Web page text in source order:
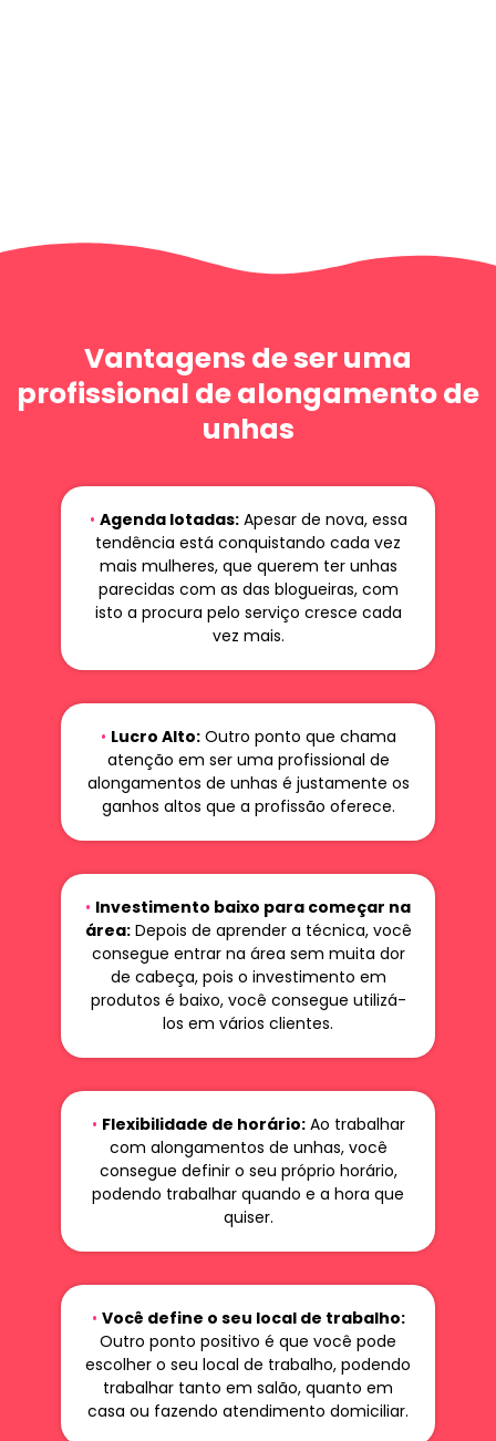
Vantagens de ser uma
profissional de alongamento de
unhas
• Agenda lotadas:Apesar de nova, essa
tendência está conquistando cada vez
mais mulheres, que querem ter unhas
parecidas com as das blogueiras, com
isto a procura pelo serviço cresce cada
vez mais.
• Lucro Alto:Outro ponto que chama
atenção em ser uma profissional de
alongamentos de unhas é justamente os
ganhos altos que a profissão oferece.
• Investimento baixo para começar na
área:Depois de aprender a técnica, você
consegue entrar na área sem muita dor
de cabeça, pois o investimento em
produtos é baixo, você consegue utilizá-
los em vários clientes.
• Flexibilidade de horário:Ao trabalhar
com alongamentos de unhas, você
consegue definir o seu próprio horário,
podendo trabalhar quando e a hora que
quiser.
• Você define o seu local de trabalho:
Outro ponto positivo é que você pode
escolher o seu local de trabalho, podendo
trabalhar tanto em salão, quanto em
casa ou fazendo atendimento domiciliar.